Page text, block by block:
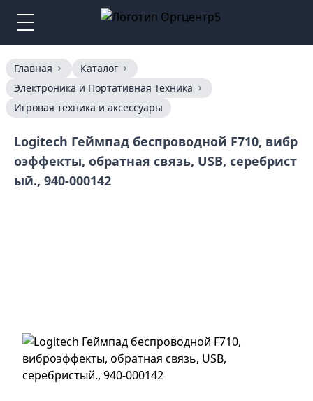
Главная
Каталог
Электроника и Портативная Техника
Игровая техника и аксессуары
Logitech Геймпад беспроводной F710, вибр
оэффекты, обратная связь, USB, серебрист
ый., 940-000142